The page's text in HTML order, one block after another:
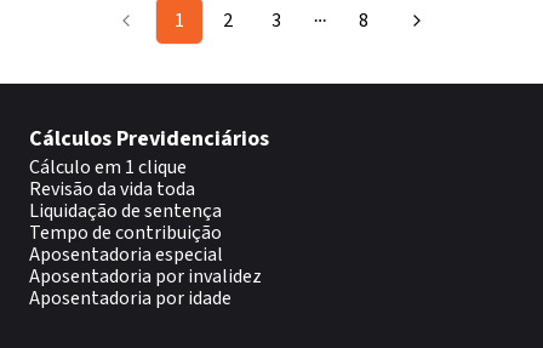
1 2 3 More pages
8
Cálculos Previdenciários
Cálculo em 1 clique
Revisão da vida toda
Liquidação de sentença
Tempo de contribuição
Aposentadoria especial
Aposentadoria por invalidez
Aposentadoria por idade